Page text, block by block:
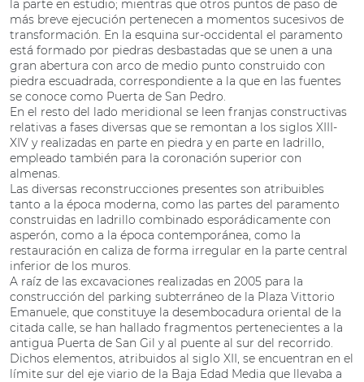
la parte en estudio; mientras que otros puntos de paso de
más breve ejecución pertenecen a momentos sucesivos de
transformación. En la esquina sur-occidental el paramento
está formado por piedras desbastadas que se unen a una
gran abertura con arco de medio punto construido con
piedra escuadrada, correspondiente a la que en las fuentes
se conoce como Puerta de San Pedro.
En el resto del lado meridional se leen franjas constructivas
relativas a fases diversas que se remontan a los siglos XIII-
XIV y realizadas en parte en piedra y en parte en ladrillo,
empleado también para la coronación superior con
almenas.
Las diversas reconstrucciones presentes son atribuibles
tanto a la época moderna, como las partes del paramento
construidas en ladrillo combinado esporádicamente con
asperón, como a la época contemporánea, como la
restauración en caliza de forma irregular en la parte central
inferior de los muros.
A raíz de las excavaciones realizadas en 2005 para la
construcción del parking subterráneo de la Plaza Vittorio
Emanuele, que constituye la desembocadura oriental de la
citada calle, se han hallado fragmentos pertenecientes a la
antigua Puerta de San Gil y al puente al sur del recorrido.
Dichos elementos, atribuidos al siglo XII, se encuentran en el
límite sur del eje viario de la Baja Edad Media que llevaba a